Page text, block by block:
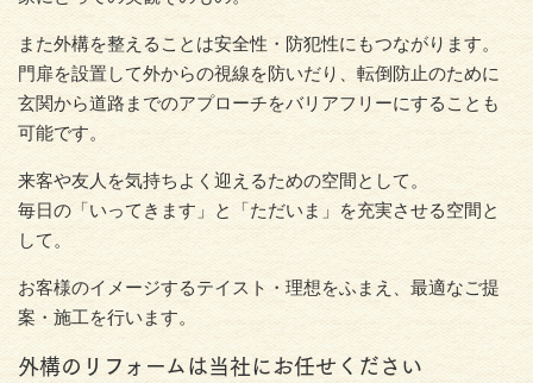
また外構を整えることは安全性・防犯性にもつながります。
門扉を設置して外からの視線を防いだり、転倒防止のために
玄関から道路までのアプローチをバリアフリーにすることも
可能です。
来客や友人を気持ちよく迎えるための空間として。
毎日の「いってきます」と「ただいま」を充実させる空間と
して。
お客様のイメージするテイスト・理想をふまえ、最適なご提
案・施工を行います。
外構のリフォームは当社にお任せください